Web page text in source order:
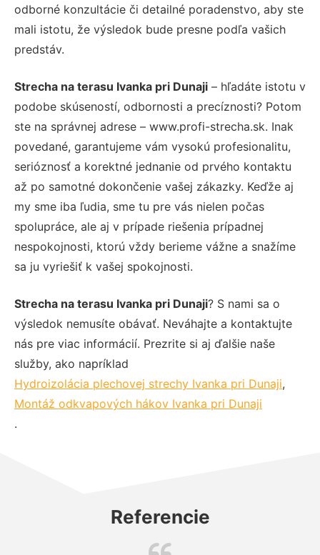
odborné konzultácie či detailné poradenstvo, aby ste
mali istotu, že výsledok bude presne podľa vašich
predstáv.
Strecha na terasu Ivanka pri Dunaji – hľadáte istotu v
podobe skúseností, odbornosti a precíznosti? Potom
ste na správnej adrese – www.profi-strecha.sk. Inak
povedané, garantujeme vám vysokú profesionalitu,
serióznosť a korektné jednanie od prvého kontaktu
až po samotné dokončenie vašej zákazky. Keďže aj
my sme iba ľudia, sme tu pre vás nielen počas
spolupráce, ale aj v prípade riešenia prípadnej
nespokojnosti, ktorú vždy berieme vážne a snažíme
sa ju vyriešiť k vašej spokojnosti.
Strecha na terasu Ivanka pri Dunaji? S nami sa o
výsledok nemusíte obávať. Neváhajte a kontaktujte
nás pre viac informácií. Prezrite si aj ďalšie naše
služby, ako napríklad
Hydroizolácia plechovej strechy Ivanka pri Dunaji,
Montáž odkvapových hákov Ivanka pri Dunaji
.
Referencie